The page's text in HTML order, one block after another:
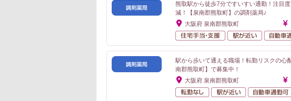
熊取駅から徒歩7分ですいすい通勤！注目
減！【泉南郡熊取町】の調剤薬局♪
大阪府 泉南郡熊取町
住宅手当・支援 駅が近い
駅から歩いて通える職場！転勤リスクの心
南郡熊取町】で募集中！
大阪府 泉南郡熊取町
転勤なし
駅が近い